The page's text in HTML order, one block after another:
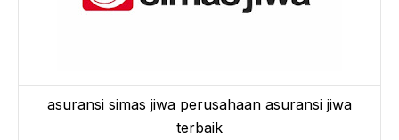
asuransi simas jiwa perusahaan asuransi jiwa
terbaik